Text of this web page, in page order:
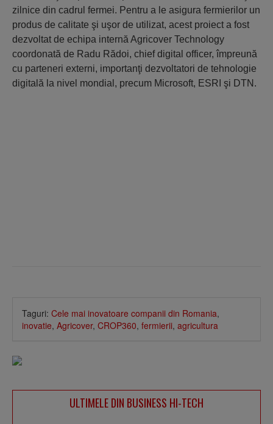
zilnice din cadrul fermei. Pentru a le asigura fermierilor un
produs de calitate şi uşor de utilizat, acest proiect a fost
dezvoltat de echipa internă Agricover Technology
coordonată de Radu Rădoi, chief digital officer, împreună
cu parteneri externi, importanţi dezvoltatori de tehnologie
digitală la nivel mondial, precum Microsoft, ESRI şi DTN.
Taguri: Cele mai inovatoare companii din Romania,
inovatie, Agricover, CROP360, fermierii, agricultura
ULTIMELE DIN BUSINESS HI-TECH